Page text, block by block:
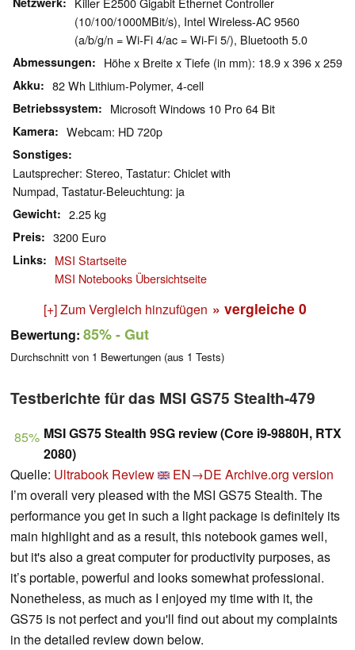
(10/100/1000MBit/s), Intel Wireless-AC 9560
(a/b/g/n = Wi-Fi 4/ac = Wi-Fi 5/), Bluetooth 5.0
Abmessungen Höhe x Breite x Tiefe (in mm): 18.9 x 396 x 259
Akku 82 Wh Lithium-Polymer, 4-cell
Betriebssystem Microsoft Windows 10 Pro 64 Bit
Kamera Webcam: HD 720p
Sonstiges
Lautsprecher: Stereo, Tastatur: Chiclet with
Numpad, Tastatur-Beleuchtung: ja
Gewicht 2.25 kg
Preis 3200 Euro
Links
MSI Startseite
MSI Notebooks Übersichtseite
[+] Zum Vergleich hinzufügen » vergleiche 0
Bewertung: 85%- Gut
Durchschnitt von 1 Bewertungen (aus 1 Tests)
Testberichte für das MSI GS75 Stealth-479
85% MSI GS75 Stealth 9SG review (Core i9-9880H, RTX
2080)
Quelle: Ultrabook Review EN→DE Archive.org version
I’m overall very pleased with the MSI GS75 Stealth. The
performance you get in such a light package is definitely its
main highlight and as a result, this notebook games well,
but it's also a great computer for productivity purposes, as
it’s portable, powerful and looks somewhat professional.
Nonetheless, as much as I enjoyed my time with it, the
GS75 is not perfect and you'll find out about my complaints
in the detailed review down below.